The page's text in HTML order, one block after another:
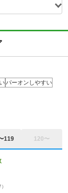
パーオンしやすい
119 120〜